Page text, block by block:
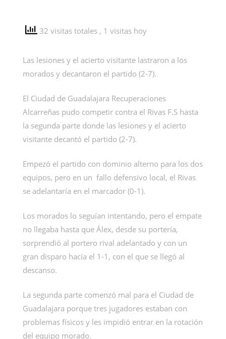
32 visitas totales , 1 visitas hoy
Las lesiones y el acierto visitante lastraron a los
morados y decantaron el partido (2-7).
El Ciudad de Guadalajara Recuperaciones
Alcarreñas pudo competir contra el Rivas F.S hasta
la segunda parte donde las lesiones y el acierto
visitante decantó el partido (2-7).
Empezó el partido con dominio alterno para los dos
equipos, pero en un fallo defensivo local, el Rivas
se adelantaría en el marcador (0-1).
Los morados lo seguían intentando, pero el empate
no llegaba hasta que Álex, desde su portería,
sorprendió al portero rival adelantado y con un
gran disparo hacía el 1-1, con el que se llegó al
descanso.
La segunda parte comenzó mal para el Ciudad de
Guadalajara porque tres jugadores estaban con
problemas físicos y les impidió entrar en la rotación
del equipo morado.